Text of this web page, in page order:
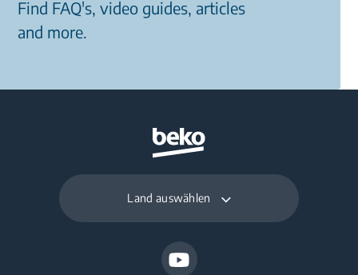
Find FAQ's, video guides, articles
and more.
Land auswählen